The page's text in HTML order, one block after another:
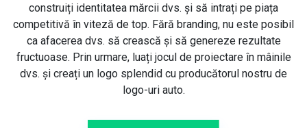
construiți identitatea mărcii dvs. și să intrați pe piața
competitivă în viteză de top. Fără branding, nu este posibil
ca afacerea dvs. să crească și să genereze rezultate
fructuoase. Prin urmare, luați jocul de proiectare în mâinile
dvs. și creați un logo splendid cu producătorul nostru de
logo-uri auto.